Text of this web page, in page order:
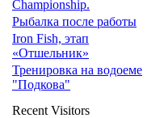
Championship.
Рыбалка после работы
Iron Fish, этап
«Отшельник»
Тренировка на водоеме
"Подкова"
Recent Visitors